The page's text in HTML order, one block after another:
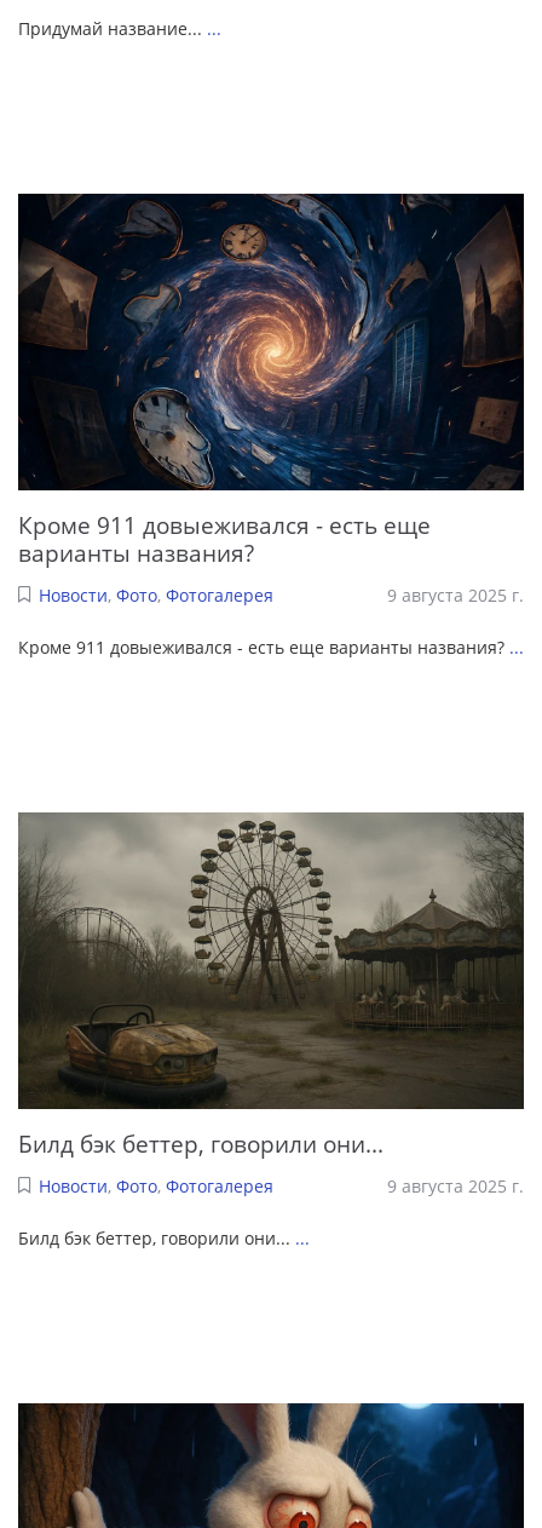
Придумай название... ...
Кроме 911 довыеживался - есть еще
варианты названия?
Новости, Фото, Фотогалерея 9 августа 2025 г.
Кроме 911 довыеживался - есть еще варианты названия? ...
Билд бэк беттер, говорили они...
Новости, Фото, Фотогалерея 9 августа 2025 г.
Билд бэк беттер, говорили они... ...